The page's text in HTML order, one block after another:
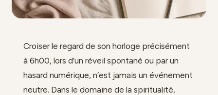
Croiser le regard de son horloge précisément
à 6h00, lors d’un réveil spontané ou par un
hasard numérique, n’est jamais un événement
neutre. Dans le domaine de la spiritualité,